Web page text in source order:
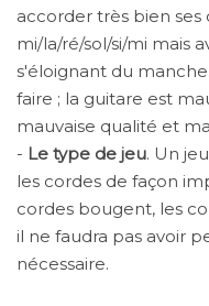
accorder très bien ses
mi/la/ré/sol/si/mi mais
s'éloignant du
faire ; la guitare est
mauvaise qualité et
- Le type de jeu. Un
les cordes de façon
cordes bougent, les
il ne faudra pas avoir
nécessaire.